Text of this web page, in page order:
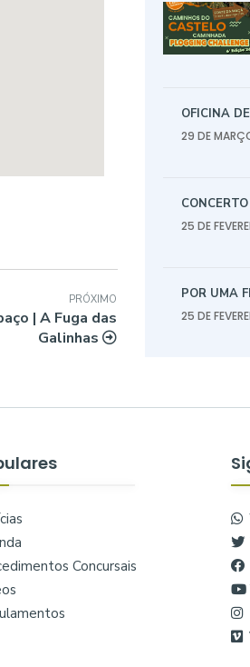
PRÓXIMO
| A Fuga das
Galinhas
OFICINA
29 DE
25 DE
POR UMA
25 DE
Concursais